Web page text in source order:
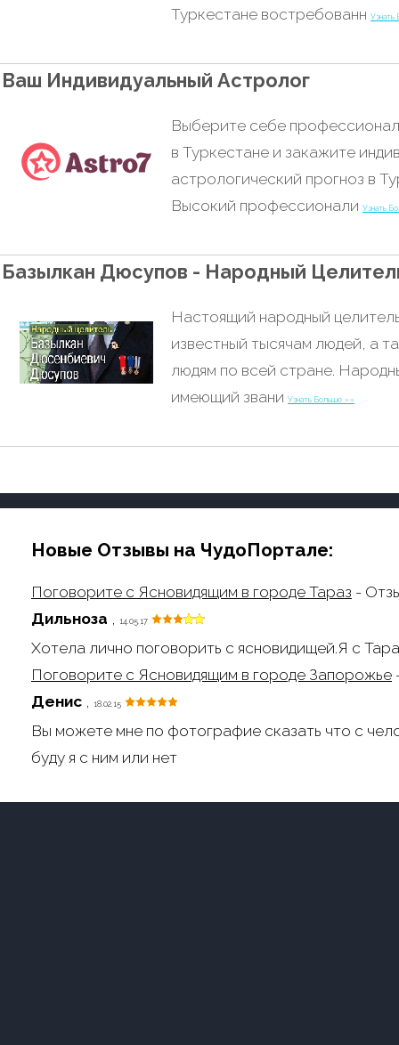
Туркестане востребованн Узнать
Ваш Индивидуальный Астролог
Выберите себе
в Туркестане и закажите
астрологический прогноз в
Высокий профессионали Узнать
Базылкан Дюсупов - Народный
Настоящий народный
известный тысячам людей, а
людям по всей стране.
имеющий звани Узнать Больше »»
Новые Отзывы на ЧудоПортале:
Поговорите с Ясновидящим в городе Тараз -
Дильноза , 14.05.17
Хотела лично поговорить с ясновидищей.Я с
Поговорите с Ясновидящим в городе Запорожье
Денис , 18.02.15
Вы можете мне по фотографие сказать что с
буду я с ним или нет